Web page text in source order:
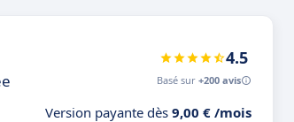
4.5
Basé sur +200 avis
Version payante dès 9,00 € /mois